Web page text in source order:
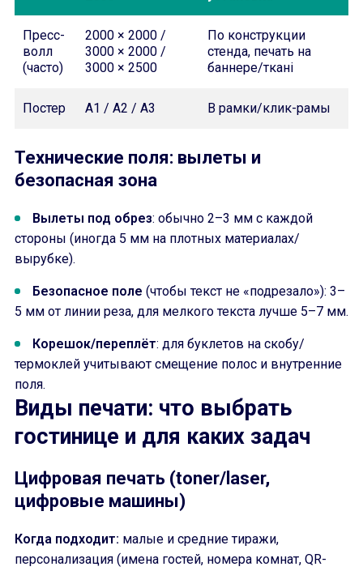
Пресс-
волл
(часто)
2000 × 2000 /
3000 × 2000 /
3000 × 2500
По конструкции
стенда, печать на
баннере/ткані
Постер A1 / A2 / A3 В рамки/клик-рамы
Технические поля: вылеты и
безопасная зона
Вылеты под обрез: обычно 2–3 мм с каждой
стороны (иногда 5 мм на плотных материалах/
вырубке).
Безопасное поле (чтобы текст не «подрезало»): 3–
5 мм от линии реза, для мелкого текста лучше 5–7 мм.
Корешок/переплёт: для буклетов на скобу/
термоклей учитывают смещение полос и внутренние
поля.
Виды печати: что выбрать
гостинице и для каких задач
Цифровая печать (toner/laser,
цифровые машины)
Когда подходит: малые и средние тиражи,
персонализация (имена гостей, номера комнат, QR-